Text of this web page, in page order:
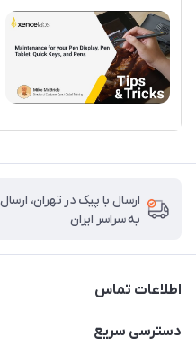
ارسال با پیک در تهران،
به سراسر ایران
اطلاعات تماس
۰۲۱91095320 - 09120057355 - 09915561288
دسترسی سریع